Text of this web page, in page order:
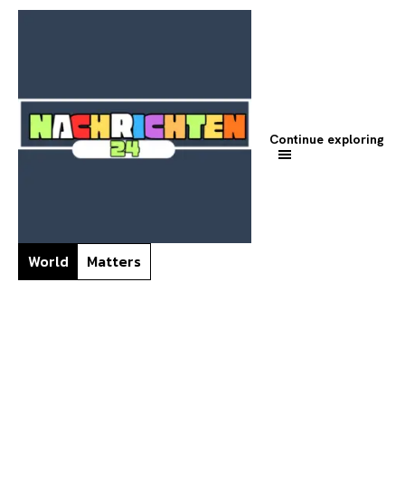
World Matters
Continue exploring